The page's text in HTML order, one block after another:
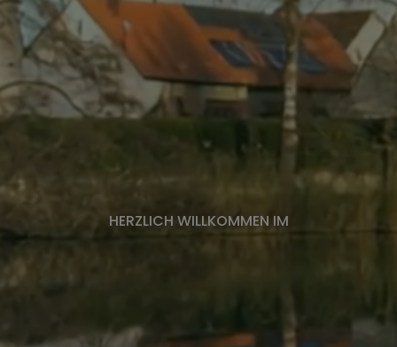
Firmenverzeichnis
Verkehrsanbindung
Ortskernsanierung
HERZLICH WILLKOMMEN IM